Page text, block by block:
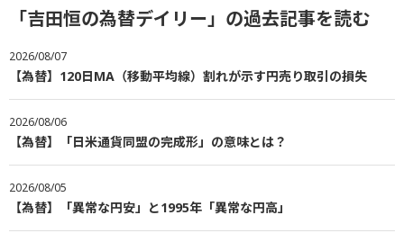
「吉田恒の為替デイリー」の過去記事を読む
2026/08/07
【為替】120日MA（移動平均線）割れが示す円売り取引の損失
2026/08/06
【為替】「日米通貨同盟の完成形」の意味とは？
2026/08/05
【為替】「異常な円安」と1995年「異常な円高」